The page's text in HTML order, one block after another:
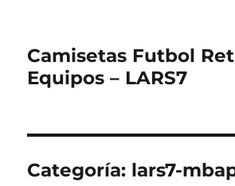
Camisetas Futbol
Equipos – LARS7
Categoría: lars7-